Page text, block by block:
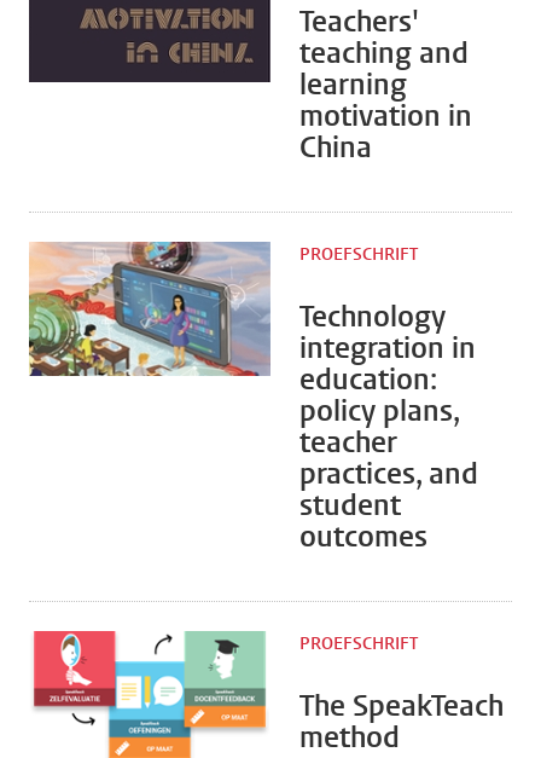
Teachers'
teaching and
learning
motivation in
China
Technology
integration in
education:
policy plans,
teacher
practices, and
student
outcomes
PROEFSCHRIFT
The SpeakTeach
method
PROEFSCHRIFT